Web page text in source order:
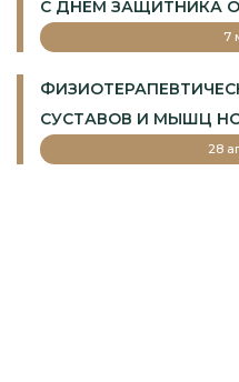
С ДНЁМ ЗАЩИТНИКА
7
СУСТАВОВ И МЫШЦ
28